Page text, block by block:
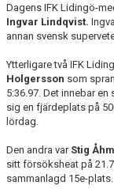
Dagens IFK Lidingö-
Ingvar Lindqvist.
annan svensk
Ytterligare två IFK
Holgersson som
5:36.97. Det innebar
sig en fjärdeplats på
lördag.
Den andra var Stig
sitt försöksheat på
sammanlagd 15e-plats.